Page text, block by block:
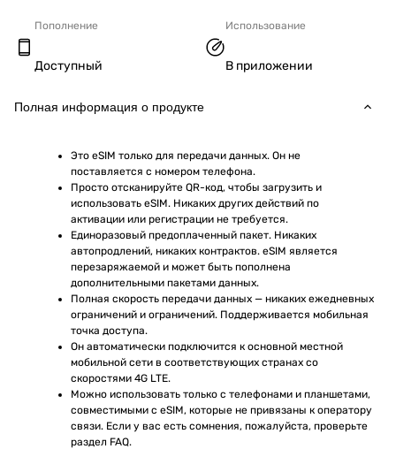
Пополнение
Доступный
Использование
В приложении
Полная информация о продукте
Это eSIM только для передачи данных. Он не
поставляется с номером телефона.
Просто отсканируйте QR-код, чтобы загрузить и
использовать eSIM. Никаких других действий по
активации или регистрации не требуется.
Единоразовый предоплаченный пакет. Никаких
автопродлений, никаких контрактов. eSIM является
перезаряжаемой и может быть пополнена
дополнительными пакетами данных.
Полная скорость передачи данных — никаких ежедневных
ограничений и ограничений. Поддерживается мобильная
точка доступа.
Он автоматически подключится к основной местной
мобильной сети в соответствующих странах со
скоростями 4G LTE.
Можно использовать только с телефонами и планшетами,
совместимыми с eSIM, которые не привязаны к оператору
связи. Если у вас есть сомнения, пожалуйста, проверьте
раздел FAQ.